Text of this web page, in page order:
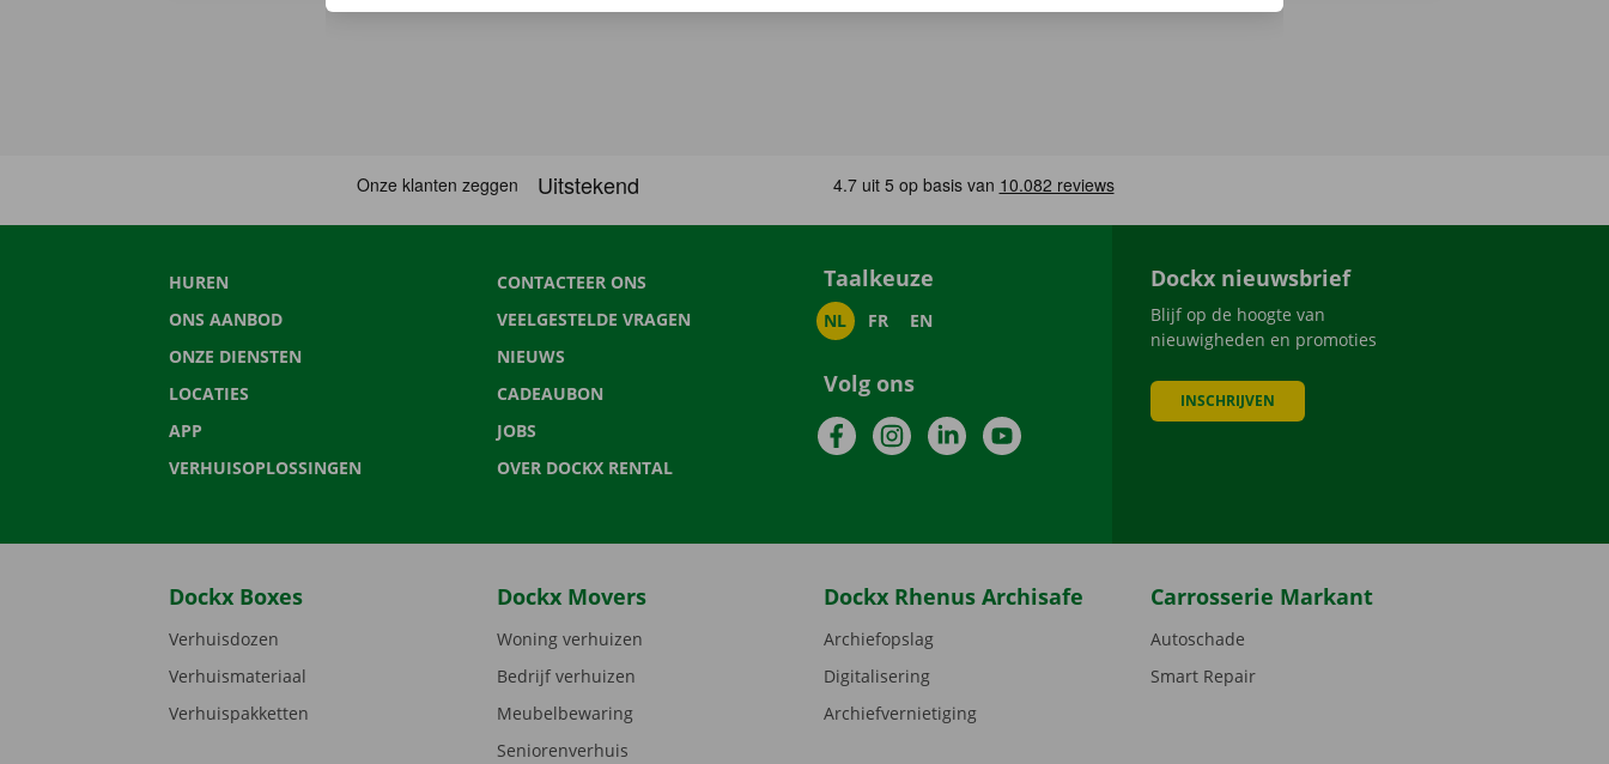
HUREN
ONS AANBOD
ONZE DIENSTEN
LOCATIES
APP
VERHUISOPLOSSINGEN
CONTACTEER ONS
VEELGESTELDE VRAGEN
NIEUWS
CADEAUBON
JOBS
OVER DOCKX RENTAL
Taalkeuze
NL FR EN
Volg ons
FacebookInstagramLinkedInYouTube
Dockx nieuwsbrief
Blijf op de hoogte van
nieuwigheden en promoties
INSCHRIJVEN
Dockx Boxes
Verhuisdozen
Verhuismateriaal
Verhuispakketten
Dockx Movers
Woning verhuizen
Bedrijf verhuizen
Meubelbewaring
Seniorenverhuis
Dockx Rhenus Archisafe
Archiefopslag
Digitalisering
Archiefvernietiging
Carrosserie Markant
Autoschade
Smart Repair